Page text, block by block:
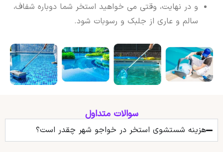
و در نهایت، وقتی می خواهید استخر شما دوباره شفاف،
سالم و عاری از جلبک و رسوبات شود.
سوالات متداول
هزینه شستشوی استخر در خواجو شهر چقدر است؟